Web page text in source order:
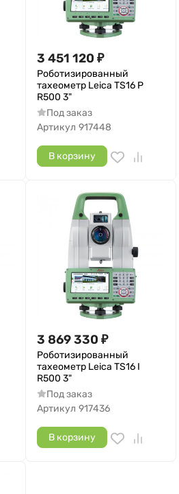
3 451 120 ₽
Роботизированный
тахеометр Leica TS16 P
R500 3"
Под заказ
Артикул 917448
В корзину
3 869 330 ₽
Роботизированный
тахеометр Leica TS16 I
R500 3"
Под заказ
Артикул 917436
В корзину